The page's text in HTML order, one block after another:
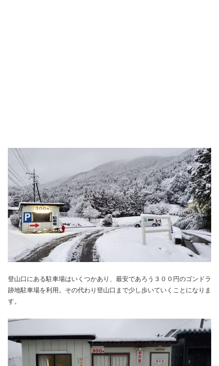
登山口にある駐車場はいくつかあり、最安であろう３００円のゴンドラ
跡地駐車場を利用。その代わり登山口まで少し歩いていくことになりま
す。